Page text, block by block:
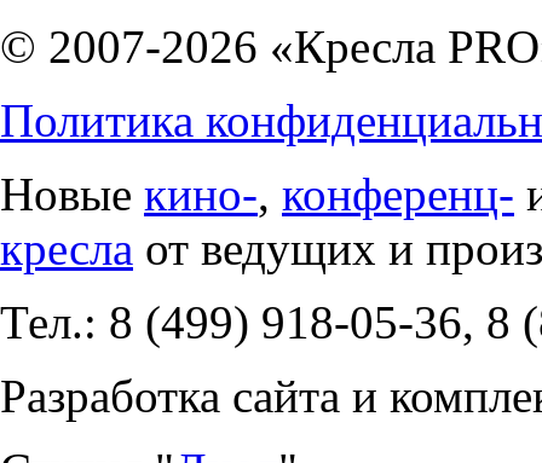
© 2007-2026 «Кресла
Политика
Новые кино-, конференц-
кресла от ведущих и
Тел.: 8 (499) 918-05-36, 8
Разработка сайта и